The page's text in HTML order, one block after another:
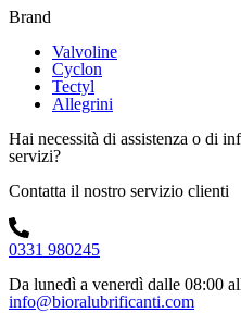
Brand
Valvoline
Cyclon
Tectyl
Allegrini
Hai necessità di assistenza o di
servizi?
Contatta il nostro servizio clienti
0331 980245
Da lunedì a venerdì dalle 08:00
info@bioralubrificanti.com